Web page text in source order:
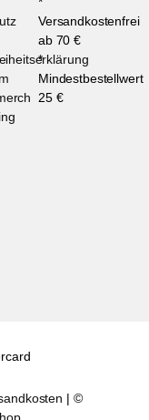
Versandkostenfrei
ab 70 €
*
Mindestbestellwert
25 €
| ©